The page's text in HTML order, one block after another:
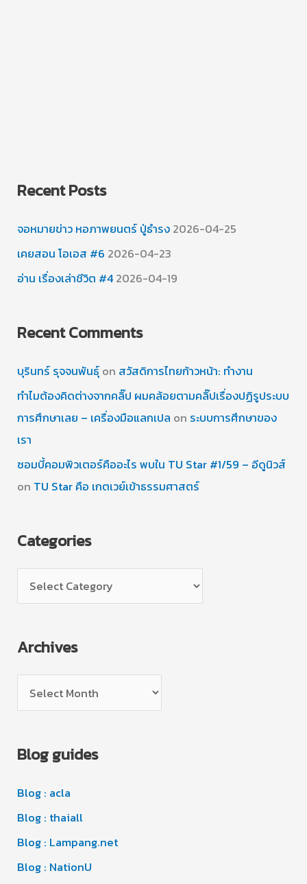
Recent Posts
จอหมายข่าว หอภาพยนตร์ ปู่ธำรง 2026-04-25
เคยสอน โอเอส #6 2026-04-23
อ่าน เรื่องเล่าชีวิต #4 2026-04-19
Recent Comments
บุรินทร์ รุจจนพันธุ์on สวัสดิการไทยก้าวหน้า: ทำงาน
ทำไมต้องคิดต่างจากคลิ๊ป ผมคล้อยตามคลิ๊ปเรื่องปฏิรูประบบ
การศึกษาเลย – เครื่องมือแลกเปล on ระบบการศึกษาของ
เรา
ซอมบี้คอมพิวเตอร์คืออะไร พบใน TU Star #1/59 – อีดูนิวส์
on TU Star คือ เกตเวย์เข้าธรรมศาสตร์
Categories
a
e
r
e
Archives
r
h
v
e
s
Blog guides
Blog : acla
Blog : thaiall
Blog : Lampang.net
Blog : NationU